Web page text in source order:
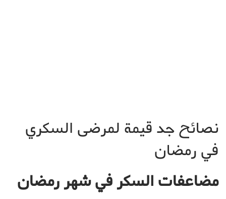
نصائح جد قيمة لمرضى السكري
في رمضان
مضاعفات السكر في شهر رمضان